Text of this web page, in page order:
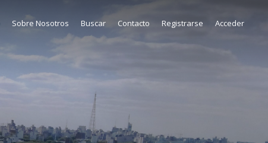
Registrarse Acceder
Sobre Nosotros Buscar Contacto